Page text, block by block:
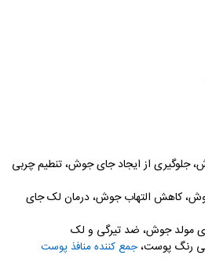
جلوگیری از ایجاد جای جوش، تنطیم چربی
، کاهش التهاب جوش، درمان لک جای
مولد جوش، ضد تیرگی و لک
رنگ پوست،جمع کننده منافذ پوست